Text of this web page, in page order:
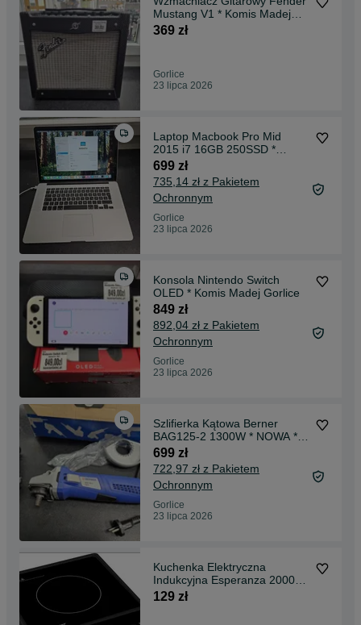
Mustang V1 * Komis Madej
Gorlice
369 zł
Gorlice
23 lipca 2026
Laptop Macbook Pro Mid
2015 i7 16GB 250SSD *
Komis Madej Gorlice
699 zł
735,14 zł z Pakietem
Ochronnym
Gorlice
23 lipca 2026
Konsola Nintendo Switch
OLED * Komis Madej Gorlice
849 zł
892,04 zł z Pakietem
Ochronnym
Gorlice
23 lipca 2026
Szlifierka Kątowa Berner
BAG125-2 1300W * NOWA *
Komis Madej Gorlice
699 zł
722,97 zł z Pakietem
Ochronnym
Gorlice
23 lipca 2026
Kuchenka Elektryczna
Indukcyjna Esperanza 2000W
NOWA GW24
129 zł